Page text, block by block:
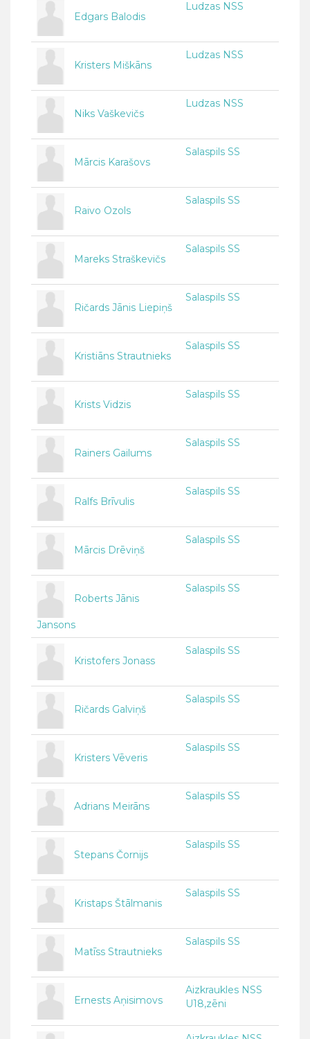
Edgars Balodis
Ludzas NSS
Kristers Miškāns
Ludzas NSS
Niks Vaškevičs
Ludzas NSS
Mārcis Karašovs
Salaspils SS
Raivo Ozols
Salaspils SS
Mareks Straškevičs
Salaspils SS
Ričards Jānis Liepiņš
Salaspils SS
Kristiāns Strautnieks
Salaspils SS
Krists Vidzis
Salaspils SS
Rainers Gailums
Salaspils SS
Ralfs Brīvulis
Salaspils SS
Mārcis Drēviņš
Salaspils SS
Roberts Jānis
Jansons
Salaspils SS
Kristofers Jonass
Salaspils SS
Ričards Galviņš
Salaspils SS
Kristers Vēveris
Salaspils SS
Adrians Meirāns
Salaspils SS
Stepans Čornijs
Salaspils SS
Kristaps Štālmanis
Salaspils SS
Matīss Strautnieks
Salaspils SS
Ernests Aņisimovs
Aizkraukles NSS
U18,zēni